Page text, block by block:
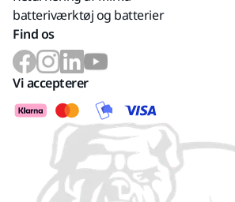
batteriværktøj og batterier
Find os
Vi accepterer